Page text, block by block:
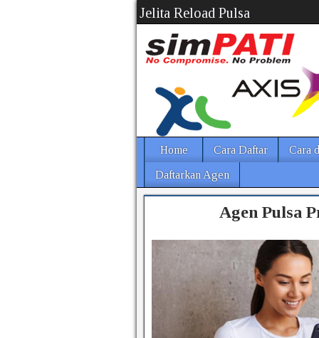
Jelita Reload Pulsa
Home Cara Daftar Cara
Daftarkan Agen
Agen Pulsa